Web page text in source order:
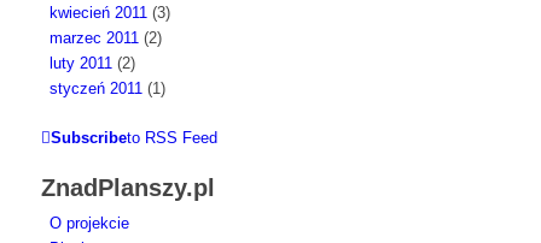
kwiecień 2011 (3)
marzec 2011 (2)
luty 2011 (2)
styczeń 2011 (1)
Subscribeto RSS Feed
ZnadPlanszy.pl
O projekcie